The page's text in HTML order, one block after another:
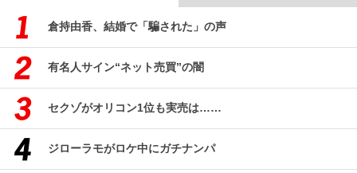
倉持由香、結婚で「騙された」の声
有名人サイン“ネット売買”の闇
セクゾがオリコン1位も実売は……
ジローラモがロケ中にガチナンパ